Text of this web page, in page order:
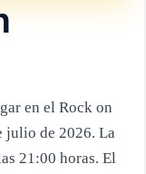
en el Rock on
julio de 2026. La
21:00 horas. El